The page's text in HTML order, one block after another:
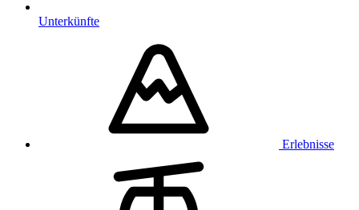
Unterkünfte
Erlebnisse